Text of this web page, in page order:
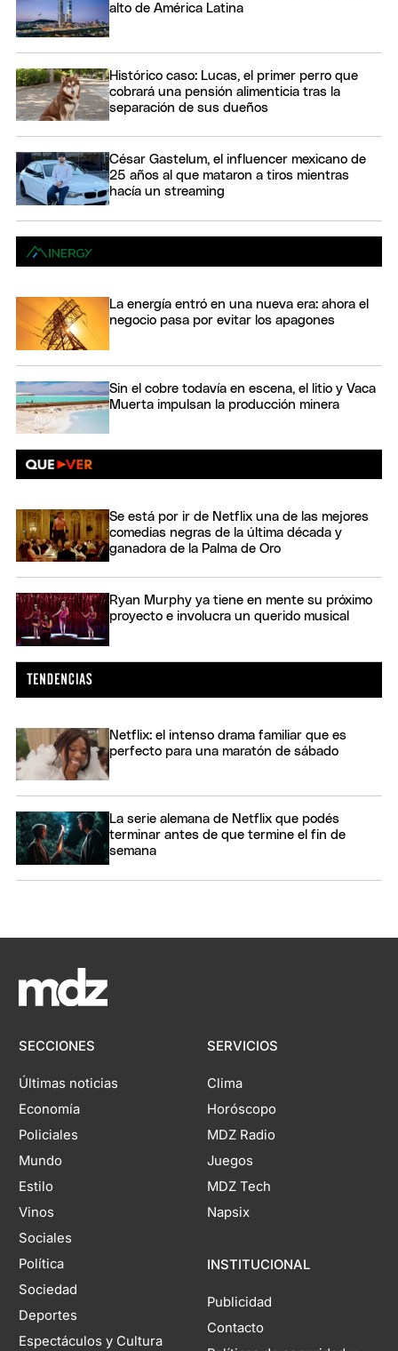
alto de América Latina
Histórico caso: Lucas, el primer perro que
cobrará una pensión alimenticia tras la
separación de sus dueños
César Gastelum, el influencer mexicano de
25 años al que mataron a tiros mientras
hacía un streaming
La energía entró en una nueva era: ahora el
negocio pasa por evitar los apagones
Sin el cobre todavía en escena, el litio y Vaca
Muerta impulsan la producción minera
Se está por ir de Netflix una de las mejores
comedias negras de la última década y
ganadora de la Palma de Oro
Ryan Murphy ya tiene en mente su próximo
proyecto e involucra un querido musical
Netflix: el intenso drama familiar que es
perfecto para una maratón de sábado
La serie alemana de Netflix que podés
terminar antes de que termine el fin de
semana
SECCIONES
Últimas noticias
Economía
Policiales
Mundo
Estilo
Vinos
Sociales
Política
Sociedad
Deportes
Espectáculos y Cultura
SERVICIOS
Clima
Horóscopo
MDZ Radio
Juegos
MDZ Tech
Napsix
INSTITUCIONAL
Publicidad
Contacto